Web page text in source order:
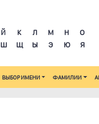
Й К Л М Н
О
Ш Щ Ы Э Ю Я
ВЫБОР ИМЕНИ ФАМИЛИИ